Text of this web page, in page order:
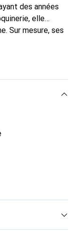
des années
elle
Sur mesure, ses
pour
Noreve est un